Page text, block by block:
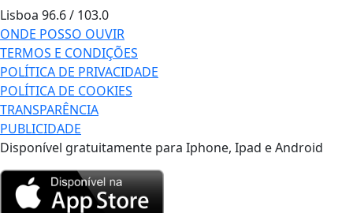
Lisboa 96.6 / 103.0
ONDE POSSO OUVIR
TERMOS E CONDIÇÕES
POLÍTICA DE PRIVACIDADE
POLÍTICA DE COOKIES
TRANSPARÊNCIA
PUBLICIDADE
Disponível gratuitamente para Iphone, Ipad e Android